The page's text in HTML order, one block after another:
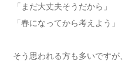
「まだ大丈夫そうだから」
「春になってから考えよう」
そう思われる方も多いですが、